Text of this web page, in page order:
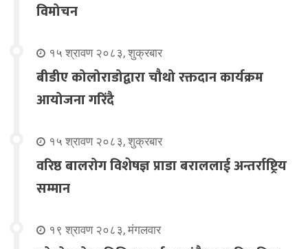
विमोचन
१५ श्रावण २०८३, शुक्रबार
बीडीए कोलोराडोद्वारा चौथो रक्तदान कार्यक्रम
आयोजना गरिंदै
१५ श्रावण २०८३, शुक्रबार
वरिष्ठ बालरोग विशेषज्ञ प्राडा बराललाई अन्तर्राष्ट्रिय
सम्मान
१९ श्रावण २०८३, मंगलवार